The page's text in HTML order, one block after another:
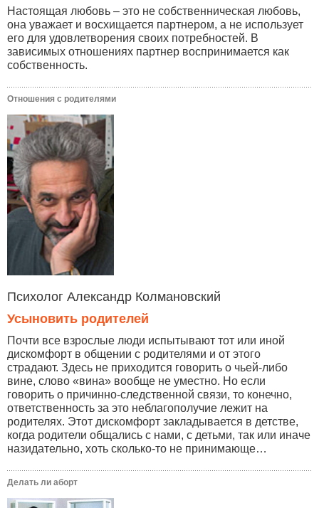
Настоящая любовь – это не собственническая любовь,
она уважает и восхищается партнером, а не использует
его для удовлетворения своих потребностей. В
зависимых отношениях партнер воспринимается как
собственность.
Отношения с родителями
Психолог Александр Колмановский
Усыновить родителей
Почти все взрослые люди испытывают тот или иной
дискомфорт в общении с родителями и от этого
страдают. Здесь не приходится говорить о чьей-либо
вине, слово «вина» вообще не уместно. Но если
говорить о причинно-следственной связи, то конечно,
ответственность за это неблагополучие лежит на
родителях. Этот дискомфорт закладывается в детстве,
когда родители общались с нами, с детьми, так или иначе
назидательно, хоть сколько-то не принимающе…
Делать ли аборт